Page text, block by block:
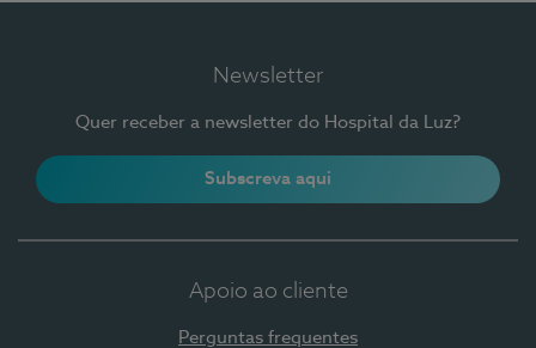
Newsletter
Quer receber a newsletter do Hospital da Luz?
Subscreva aqui
Apoio ao cliente
Perguntas frequentes